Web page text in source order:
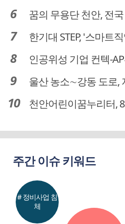
꿈의 무용단 천안, 전국 예술
한기대 STEP, '스마트직업
인공위성 기업 컨텍-AP위성,
울산 농소∼강동 도로, 지형
천안어린이꿈누리터, 8월
주간 이슈 키워드
# 정비사업 침
체